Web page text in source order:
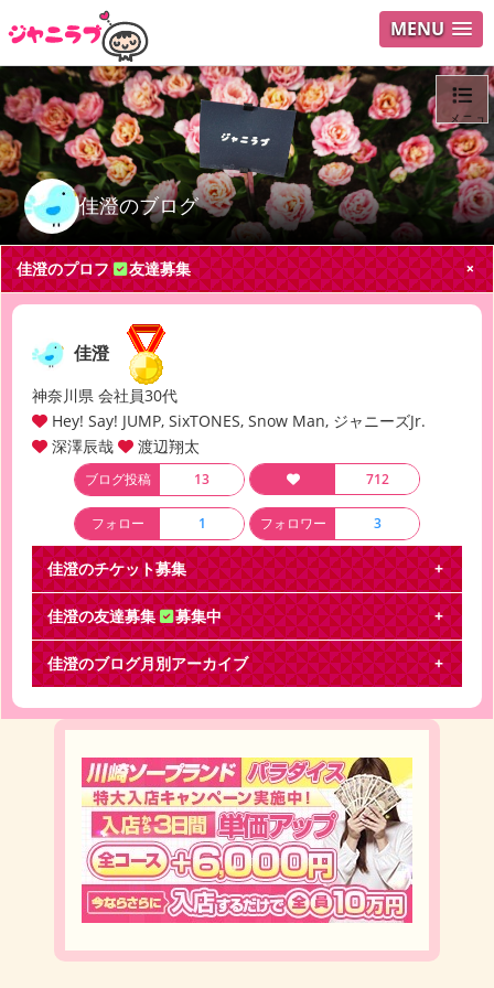
MENU
佳澄のブログ
メニュ
ログイ
Search
佳澄のプロフ 友達募集
佳澄
神奈川県 会社員30代
Hey! Say! JUMP, SixTONES, Snow Man, ジャニーズJr.
深澤辰哉
渡辺翔太
ブログ投稿 13 712
フォロー 1 フォロワー 3
佳澄のチケット募集
佳澄の友達募集 募集中
掛け持ちOKな方仲良くしてもらいたいで
す^_^
ください！！ たくさん話して現場で会えたりできる
濃い
佳澄のブログ月別アーカイブ
2023年2月(2) 2023年1月(2) 2022年12月(4)
2019年3月(4) 2018年12月(1)